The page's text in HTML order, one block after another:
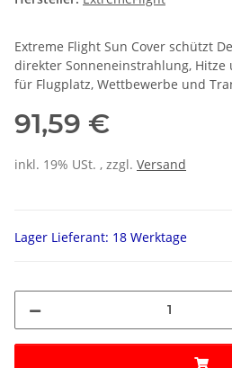
Extreme Flight Sun Cover schützt
direkter Sonneneinstrahlung, Hitze
für Flugplatz, Wettbewerbe und
91,59 €
inkl. 19% USt. , zzgl. Versand
Lager Lieferant: 18 Werktage